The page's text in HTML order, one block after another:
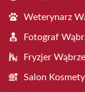
Weterynarz
Fotograf
Fryzjer
Salon